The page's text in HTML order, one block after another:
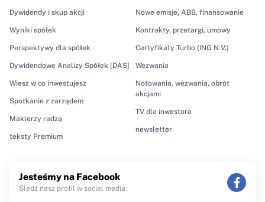
Dywidendy i skup akcji
Wyniki spółek
Perspektywy dla spółek
Dywidendowe Analizy Spółek [DAS]
Wiesz w co inwestujesz
Spotkanie z zarządem
Maklerzy radzą
teksty Premium
Nowe emisje, ABB, finansowanie
Kontrakty, przetargi, umowy
Certyfikaty Turbo (ING N.V.)
Wezwania
Notowania, wezwania, obrót
akcjami
TV dla inwestora
newsletter
Jesteśmy na Facebook
Śledź nasz profil w social media